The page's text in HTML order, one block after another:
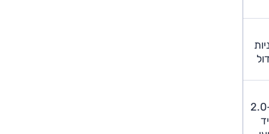
המנוע החדש (1.6 ל', 170 כ"ס) מייצר ביצועים מספקים, שמלווים בתחושה נינוחה ולא מאומצת. הוא אומנם פחות כוחני מה-2.0